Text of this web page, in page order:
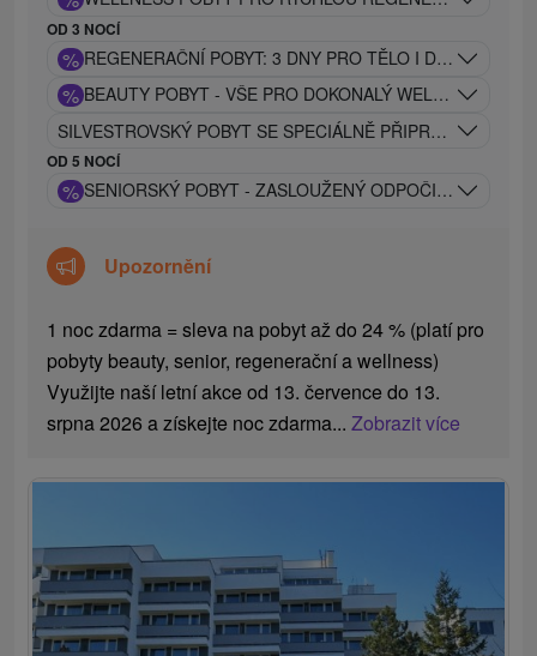
OD 3 NOCÍ
% REGENERAČNÍ POBYT: 3 DNY PRO TĚLO I DUŠI
% BEAUTY POBYT - VŠE PRO DOKONALÝ WELLNESS
SILVESTROVSKÝ POBYT SE SPECIÁLNĚ PŘIPRAVENÝM
OD 5 NOCÍ
% SENIORSKÝ POBYT - ZASLOUŽENÝ ODPOČINEK A
Upozornění
1 noc zdarma = sleva na pobyt až do 24 % (platí pro
pobyty beauty, senior, regenerační a wellness)
Využijte naší letní akce od 13. července do 13.
srpna 2026 a získejte noc zdarma...Zobrazit více